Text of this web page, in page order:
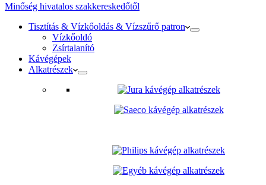
Minőség hivatalos szakkereskedőtől
Tisztítás & Vízkőoldás & Vízszűrő patron
Vízkőoldó
Zsírtalanító
Kávégépek
Alkatrészek